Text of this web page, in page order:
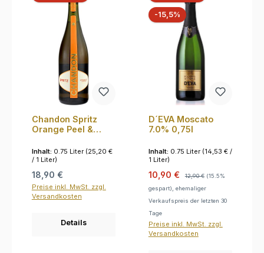
Chandon Spritz
Orange Peel &
Inhalt: 0.75 Liter (25,20 €
/ 1 Liter)
Regulärer Preis:
18,90 €
Preise inkl. MwSt. zzgl.
Versandkosten
Details
-15,5%Rabatt
D´EVA Moscato
7.0% 0,75l
Inhalt: 0.75 Liter (14,53 € /
1 Liter)
Verkaufspreis:
10,90 € 12,90 € (15.5%
gespart), ehemaliger
Verkaufspreis der letzten 30
Tage
Preise inkl. MwSt. zzgl.
Versandkosten